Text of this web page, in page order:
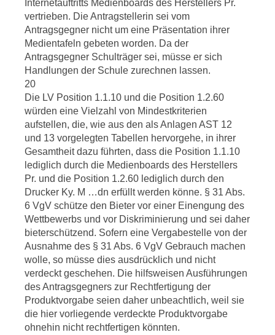
Internetauftritts Medienboards des Herstellers Pr.
vertrieben. Die Antragstellerin sei vom
Antragsgegner nicht um eine Präsentation ihrer
Medientafeln gebeten worden. Da der
Antragsgegner Schulträger sei, müsse er sich
Handlungen der Schule zurechnen lassen.
20
Die LV Position 1.1.10 und die Position 1.2.60
würden eine Vielzahl von Mindestkriterien
aufstellen, die, wie aus den als Anlagen AST 12
und 13 vorgelegten Tabellen hervorgehe, in ihrer
Gesamtheit dazu führten, dass die Position 1.1.10
lediglich durch die Medienboards des Herstellers
Pr. und die Position 1.2.60 lediglich durch den
Drucker Ky. M …dn erfüllt werden könne. § 31 Abs.
6 VgV schütze den Bieter vor einer Einengung des
Wettbewerbs und vor Diskriminierung und sei daher
bieterschützend. Sofern eine Vergabestelle von der
Ausnahme des § 31 Abs. 6 VgV Gebrauch machen
wolle, so müsse dies ausdrücklich und nicht
verdeckt geschehen. Die hilfsweisen Ausführungen
des Antragsgegners zur Rechtfertigung der
Produktvorgabe seien daher unbeachtlich, weil sie
die hier vorliegende verdeckte Produktvorgabe
ohnehin nicht rechtfertigen könnten.